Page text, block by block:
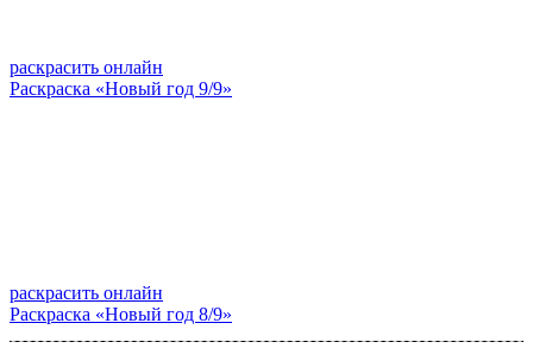
раскрасить онлайн
Раскраска «Новый год 9/9»
раскрасить онлайн
Раскраска «Новый год 8/9»